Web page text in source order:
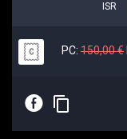
ISR
PC: 150,00 €
E content_copy